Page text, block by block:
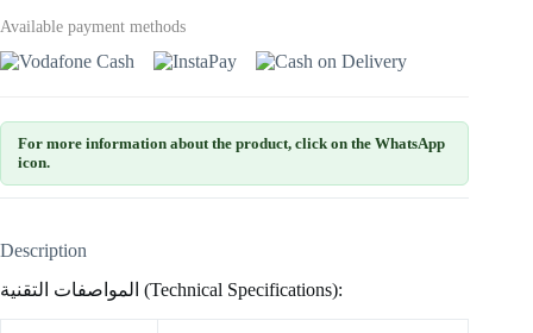
Available payment methods
For more information about the product, click on the WhatsApp
icon.
Description
المواصفات التقنية (Technical Specifications):